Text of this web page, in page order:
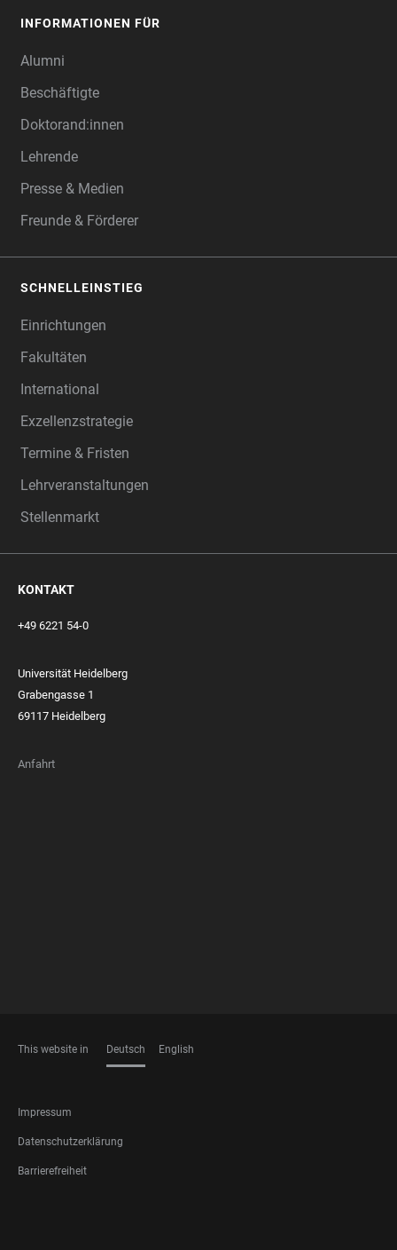
INFORMATIONEN FÜR
Alumni
Beschäftigte
Doktorand:innen
Lehrende
Presse & Medien
Freunde & Förderer
SCHNELLEINSTIEG
Einrichtungen
Fakultäten
International
Exzellenzstrategie
Termine & Fristen
Lehrveranstaltungen
Stellenmarkt
KONTAKT
+49 6221 54-0
Universität Heidelberg
Grabengasse 1
69117 Heidelberg
Anfahrt
This website in Deutsch English
FOOTER
LEGAL
Impressum
Datenschutzerklärung
Barrierefreiheit